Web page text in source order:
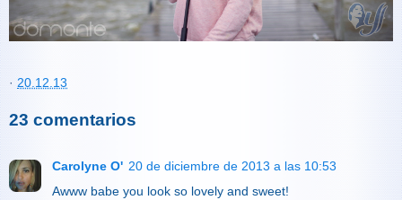
· 20.12.13
23 comentarios
Carolyne O' 20 de diciembre de 2013 a las 10:53
Awww babe you look so lovely and sweet!